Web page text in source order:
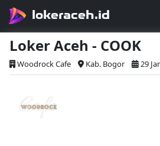
lokeraceh.id
Loker Aceh - COOK
Woodrock Cafe Kab. Bogor 29